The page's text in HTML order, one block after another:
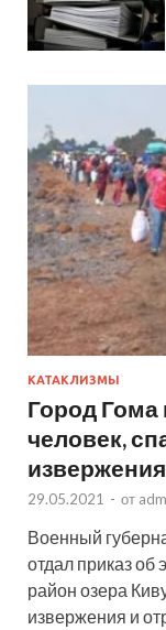
КАТАКЛИЗМЫ
Город Гома
человек,
извержения
29.05.2021 - от
Военный
отдал приказ
район озера
извержения и